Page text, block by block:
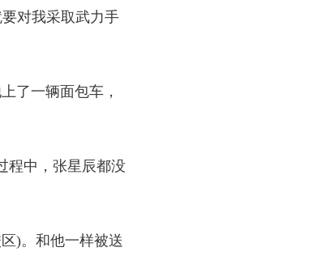
对我采取武力手
了一辆面包车，
程中，张星辰都没
)。和他一样被送